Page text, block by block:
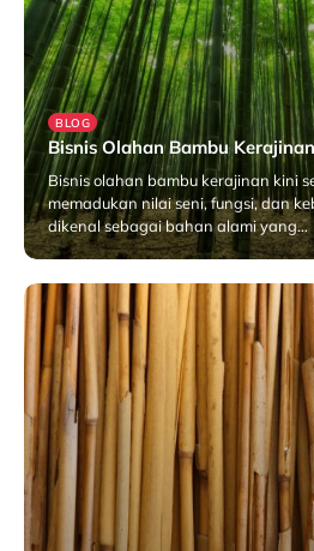
BLOG
Bisnis Olahan Bambu
Bisnis olahan bambu kerajinan kini
memadukan nilai seni, fungsi, dan
dikenal sebagai bahan alami yang…
Januari 28, 2026